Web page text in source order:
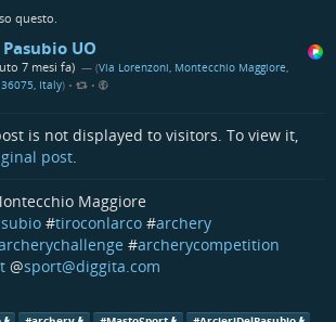
ordinaria di Diritto
il Dipartimento di Scienze Politiche
di Roma;
dell’Agenparl;
direttore generale di Intent Group;
dell’Università di Foggia;
commerciale e operativo Negg
responsabile dell’Agenparl.
formazione giornalisti, in Presenza
2025 09:30-13:30
Sapienza Facoltà di Scienze Politica –
e Ricerca Sociale (CoRiS), Via
questo.
UO
7 mesi fa) — (Via Lorenzoni, Montecchio Maggiore,
Italy) • •
is not displayed to visitors. To view it,
post.
Maggiore
#tiroconlarco #archery
#archerycompetition
@sport@diggita.com